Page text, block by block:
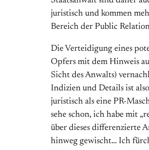
juristisch und kommen
Bereich der Public
Die Verteidigung eines
Opfers mit dem Hinweis
Sicht des Anwalts)
Indizien und Details ist
juristisch als eine PR-
sehe schon, ich habe mit
über dieses differenzierte
hinweg gewischt… Ich